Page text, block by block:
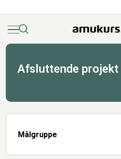
MenuSøg
Afsluttende projekt
Målgruppe